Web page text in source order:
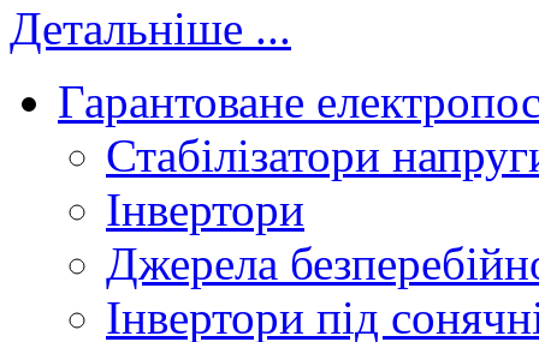
Детальніше ...
Гарантоване
Стабілізатори
Інвертори
Джерела
Інвертори під